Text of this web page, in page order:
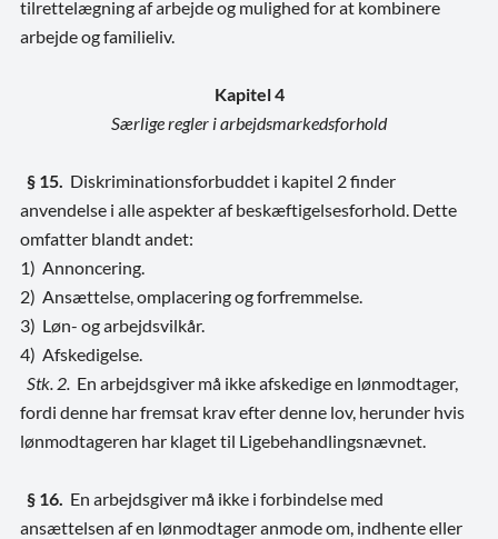
tilrettelægning af arbejde og mulighed for at kombinere
arbejde og familieliv.
Kapitel 4
Særlige regler i arbejdsmarkedsforhold
§ 15. Diskriminationsforbuddet i kapitel 2 finder
anvendelse i alle aspekter af beskæftigelsesforhold. Dette
omfatter blandt andet:
1) Annoncering.
2) Ansættelse, omplacering og forfremmelse.
3) Løn- og arbejdsvilkår.
4) Afskedigelse.
Stk. 2. En arbejdsgiver må ikke afskedige en lønmodtager,
fordi denne har fremsat krav efter denne lov, herunder hvis
lønmodtageren har klaget til Ligebehandlingsnævnet.
§ 16. En arbejdsgiver må ikke i forbindelse med
ansættelsen af en lønmodtager anmode om, indhente eller